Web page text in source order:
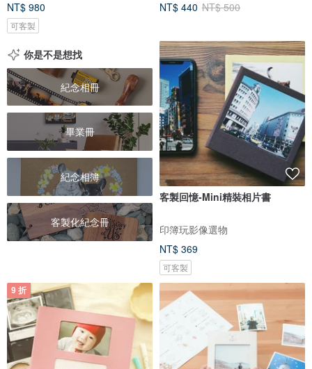
NT$ 980
可客製
NT$ 440 NT$ 500
你是不是想找
紀念相冊
畢業冊
紀念相簿
客製化紀念冊
客製回憶-Mini精裝相片書
印簿玩影像選物
NT$ 369
可客製
9 折